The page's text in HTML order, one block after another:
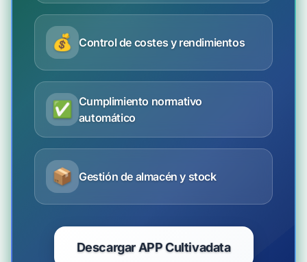
💰 Control de costes y rendimientos
✅
Cumplimiento normativo
automático
📦 Gestión de almacén y stock
Descargar APP Cultivadata